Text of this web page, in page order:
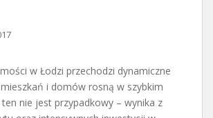
w Łodzi przechodzi dynamiczne
i domów rosną w szybkim
nie jest przypadkowy – wynika z